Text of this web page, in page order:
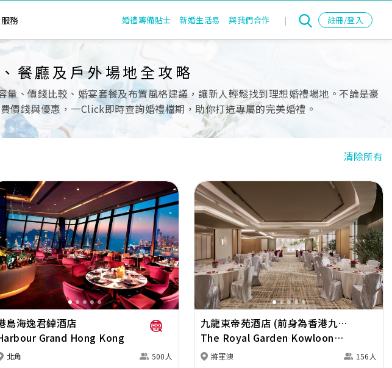
務 婚禮籌備貼士 新婚生活易 與我們合作 | 註冊/登入
餐廳及戶外場地全攻略
、價錢比較、婚宴套餐及布置風格建議，讓新人輕鬆找到理想婚禮場地。不論是豪
價錢與優惠，一Click即時查詢婚禮檔期，助你打造專屬的完美婚禮。
清除所有
Previous Next
島海逸君綽酒店
Grand Hong Kong
北角 500人
Previous Next
九龍東帝苑酒店 (前身為香港九龍
東皇冠假日酒店)
The Royal Garden Kowloon
East (was Crowne Plaza Hong
將軍澳 156人